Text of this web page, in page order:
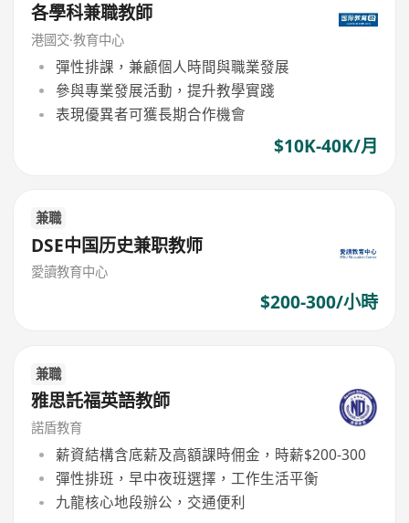
各學科兼職教師
港國交·教育中心
彈性排課，兼顧個人時間與職業發展
參與專業發展活動，提升教學實踐
表現優異者可獲長期合作機會
$10K-40K/月
兼職
DSE中国历史兼职教师
愛讀教育中心
$200-300/小時
兼職
雅思託福英語教師
諾盾教育
薪資結構含底薪及高額課時佣金，時薪$200-300
彈性排班，早中夜班選擇，工作生活平衡
九龍核心地段辦公，交通便利